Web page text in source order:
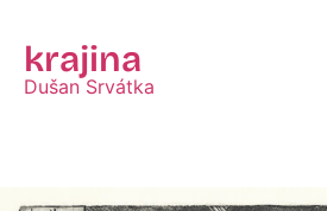
krajina
Dušan Srvátka